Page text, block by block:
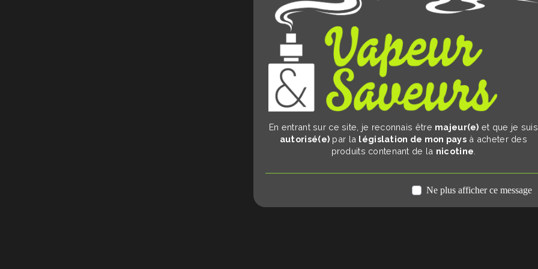
En entrant sur ce site, je reconnais être majeur(e) et que je suis
autorisé(e) par la législation de mon pays à acheter des
produits contenant de la nicotine
Ne plus afficher ce message